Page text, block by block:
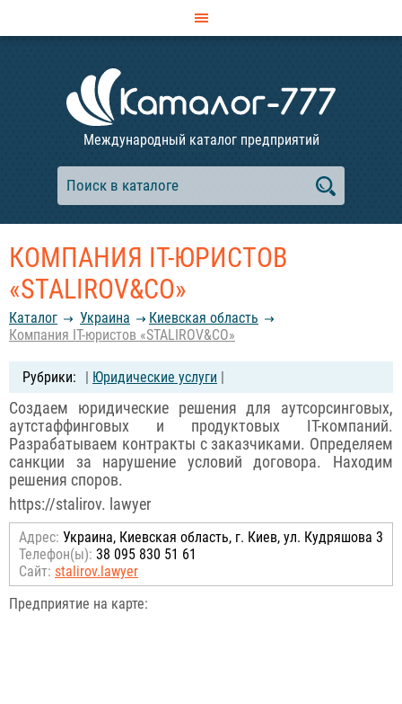
Международный каталог предприятий
КОМПАНИЯ IT-ЮРИСТОВ
«STALIROV&CO‎»
Каталог Украина
Киевская область
Компания IT-юристов «STALIROV&CO‎»
| Юридические услуги |
Создаем юридические решения для аутсорсинговых,
аутстаффинговых и продуктовых IT-компаний.
Разрабатываем контракты с заказчиками. Определяем
санкции за нарушение условий договора. Находим
решения споров.
https://stalirov. lawyer
Адрес: Украина, Киевская область, г. Киев, ул. Кудряшова 3
Телефон(ы): 38 095 830 51 61
Сайт: stalirov.lawyer
Предприятие на карте: